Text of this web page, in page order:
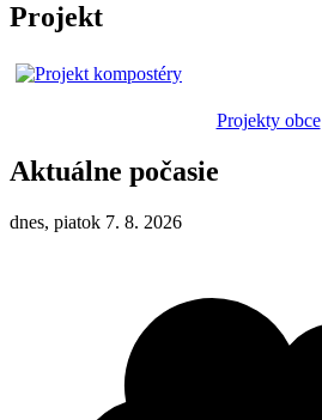
Projekt
Projekty obce
Aktuálne počasie
dnes, piatok 7. 8. 2026